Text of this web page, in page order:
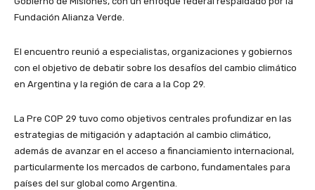
Fundación Alianza Verde.
El encuentro reunió a especialistas, organizaciones y gobiernos
con el objetivo de debatir sobre los desafíos del cambio climático
en Argentina y la región de cara a la Cop 29.
La Pre COP 29 tuvo como objetivos centrales profundizar en las
estrategias de mitigación y adaptación al cambio climático,
además de avanzar en el acceso a financiamiento internacional,
particularmente los mercados de carbono, fundamentales para
países del sur global como Argentina.